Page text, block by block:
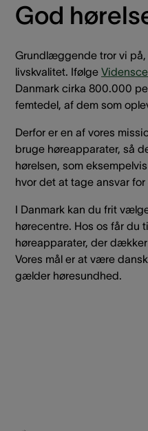
God
Grundlæggende tror vi
livskvalitet. Ifølge
Danmark cirka 800.000
femtedel, af dem som
Derfor er en af vores
bruge høreapparater, så
hørelsen, som
hvor det at tage ansvar
I Danmark kan du frit
hørecentre. Hos os får du
høreapparater, der
Vores mål er at være
gælder høresundhed.